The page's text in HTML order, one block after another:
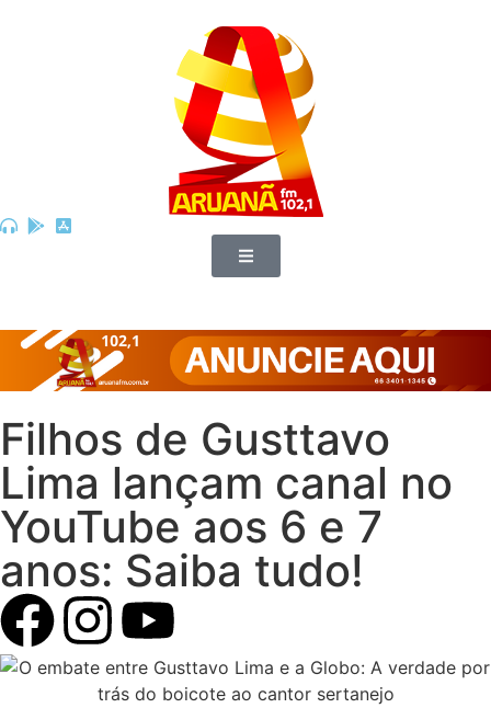
Filhos de Gusttavo
Lima lançam canal no
YouTube aos 6 e 7
anos: Saiba tudo!